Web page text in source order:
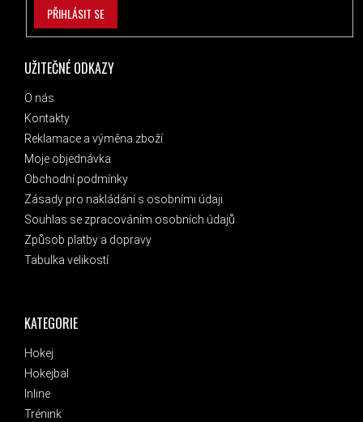
KATEGORIE
Hokej
Hokejbal
Inline
Trénink
UŽITEČNÉ ODKAZY
O nás
Kontakty
Reklamace a výměna zboží
Moje objednávka
Obchodní podmínky
Zásady pro nakládání s osobními údaji
Souhlas se zpracováním osobních údajů
Způsob platby a dopravy
Tabulka velikostí
PŘIHLÁSIT SE